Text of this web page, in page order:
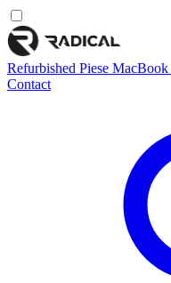
Refurbished Piese MacBook
Contact